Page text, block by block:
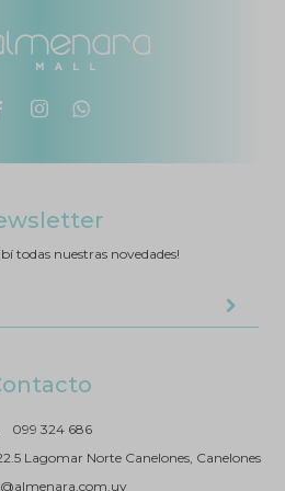
 
099 324 686
Lagomar Norte Canelones, Canelones
todas nuestras novedades!